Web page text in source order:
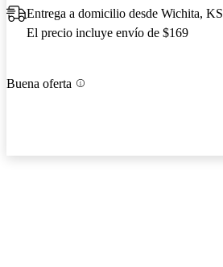
Entrega a domicilio desde Wichita, KS
El precio incluye envío de $169
Buena oferta